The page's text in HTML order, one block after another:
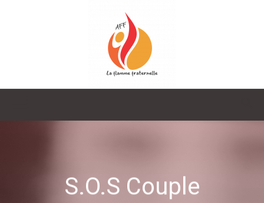
S.O.S Couple